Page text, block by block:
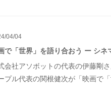
04/04
で「世界」を語り合おう ー シネ
会社アソボットの代表の伊藤剛
プル代表の関根健次が「映画で